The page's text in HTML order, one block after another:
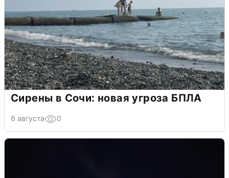
Сирены в Сочи: новая угроза БПЛА
6 августа 0